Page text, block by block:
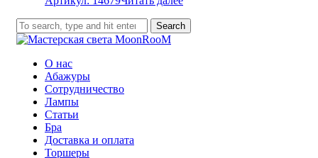
Search
О нас
Абажуры
Сотрудничество
Лампы
Статьи
Бра
Доставка и оплата
Торшеры